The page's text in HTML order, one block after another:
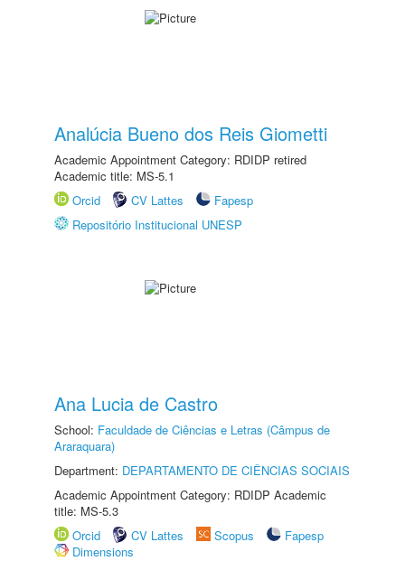
Analúcia Bueno dos Reis Giometti
Academic Appointment Category: RDIDP retired
Academic title: MS-5.1
Orcid
CV Lattes
Fapesp
Repositório Institucional UNESP
Ana Lucia de Castro
School: Faculdade de Ciências e Letras (Câmpus de
Araraquara)
Department: DEPARTAMENTO DE CIÊNCIAS SOCIAIS
Academic Appointment Category: RDIDP Academic
title: MS-5.3
Orcid
CV Lattes Scopus
Fapesp
Dimensions